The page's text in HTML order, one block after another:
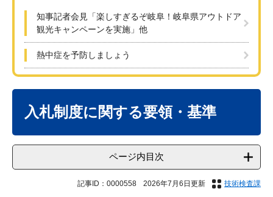
知事記者会見「楽しすぎるぞ岐阜！岐阜県アウトドア
観光キャンペーンを実施」他
熱中症を予防しましょう
入札制度に関する要領・基準
ページ内目次
記事ID：0000558 2026年7月6日更新 技術検査課